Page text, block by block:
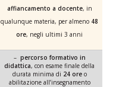
affiancamento a docente, in
qualunque materia, per almeno 48
ore, negli ultimi 3 anni
– percorso formativo in
didattica, con esame finale della
durata minima di 24 oreo
abilitazione all’insegnamento